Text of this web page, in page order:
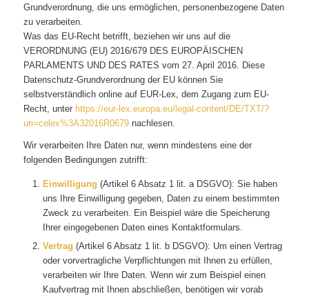
Grundverordnung, die uns ermöglichen, personenbezogene Daten
zu verarbeiten.
Was das EU-Recht betrifft, beziehen wir uns auf die
VERORDNUNG (EU) 2016/679 DES EUROPÄISCHEN
PARLAMENTS UND DES RATES vom 27. April 2016. Diese
Datenschutz-Grundverordnung der EU können Sie
selbstverständlich online auf EUR-Lex, dem Zugang zum EU-
Recht, unter https://eur-lex.europa.eu/legal-content/DE/TXT/?
uri=celex%3A32016R0679nachlesen.
Wir verarbeiten Ihre Daten nur, wenn mindestens eine der
folgenden Bedingungen zutrifft:
Einwilligung (Artikel 6 Absatz 1 lit. a DSGVO): Sie haben
uns Ihre Einwilligung gegeben, Daten zu einem bestimmten
Zweck zu verarbeiten. Ein Beispiel wäre die Speicherung
Ihrer eingegebenen Daten eines Kontaktformulars.
Vertrag (Artikel 6 Absatz 1 lit. b DSGVO): Um einen Vertrag
oder vorvertragliche Verpflichtungen mit Ihnen zu erfüllen,
verarbeiten wir Ihre Daten. Wenn wir zum Beispiel einen
Kaufvertrag mit Ihnen abschließen, benötigen wir vorab